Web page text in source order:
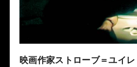
映画作家ストローブ＝ユイレ